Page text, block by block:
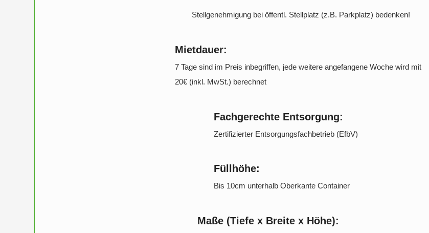
Stellgenehmigung bei öffentl. Stellplatz (z.B. Parkplatz) bedenken!
Mietdauer:
7 Tage sind im Preis inbegriffen, jede weitere angefangene Woche wird mit
20€ (inkl. MwSt.) berechnet
Fachgerechte Entsorgung:
Zertifizierter Entsorgungsfachbetrieb (EfbV)
Füllhöhe:
Bis 10cm unterhalb Oberkante Container
Maße (Tiefe x Breite x Höhe):